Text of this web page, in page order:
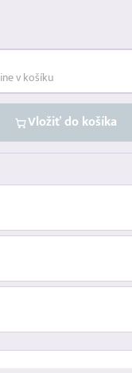
v košíku
Vložiť do košíka